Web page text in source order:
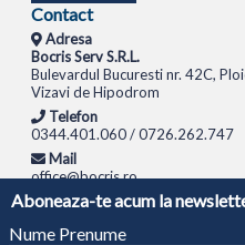
Aboneaza-te acum la
Nume Prenume
Contact
Adresa
Bocris Serv S.R.L.
Bulevardul Bucuresti nr. 42C,
Vizavi de Hipodrom
Telefon
0344.401.060 / 0726.262.747
Mail
office@bocris.ro
LAPTOPURI NETBOOK TABLETE